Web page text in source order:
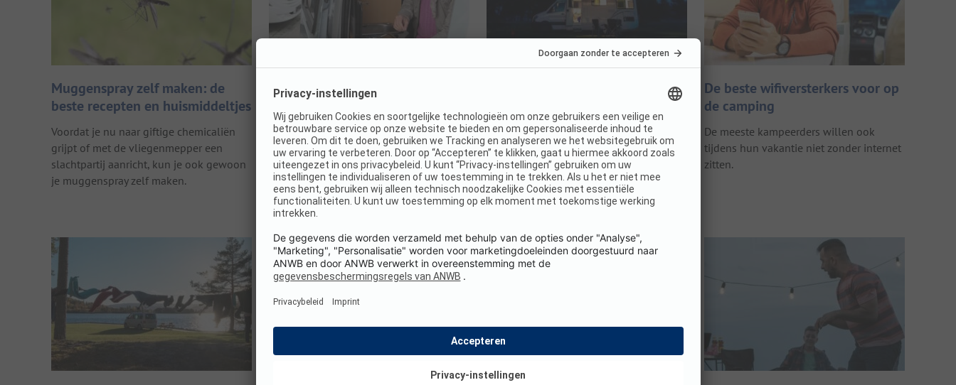
Muggenspray zelf maken: de
beste recepten en huismiddeltjes
Voordat je nu naar giftige chemicaliën
grijpt of met de vliegenmepper een
slachtpartij aanricht, kun je ook gewoon
je muggenspray zelf maken.
Gasvoorziening tijdens het
kamperen
Dankzij de gasvoorziening kun je tijdens
je kampeervakantie koken, verwarmen
en een koelkast gebruiken.
de 5 beste alarmsystemen voor
zelfs buiten de gebaande paden
Daarom beveilig je je camper met een
alarmsysteem. We helpen je hierbij en
beantwoorden de belangrijkste vragen
over dit onderwerp.
De beste wifiversterkers voor op
de camping
De meeste kampeerders willen ook
tijdens hun vakantie niet zonder internet
zitten.